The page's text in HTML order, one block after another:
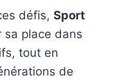
défis, Sport
sa place dans
tout en
de